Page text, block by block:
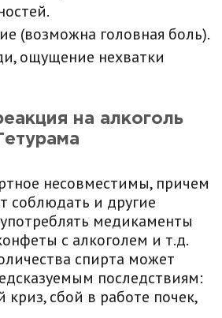
(возможна головная боль).
ощущение нехватки
на алкоголь
несовместимы, причем
соблюдать и другие
медикаменты
с алкоголем и т.д.
спирта может
последствиям:
криз, сбой в работе почек,